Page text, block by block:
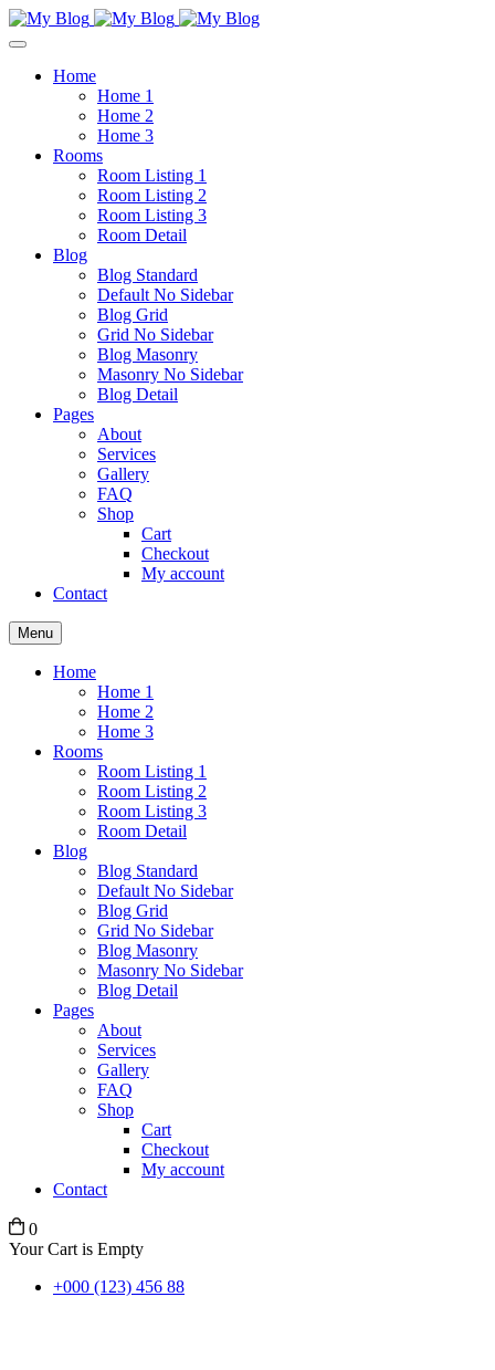
Home
Home 1
Home 2
Home 3
Rooms
Room Listing 1
Room Listing 2
Room Listing 3
Room Detail
Blog
Blog Standard
Default No Sidebar
Blog Grid
Grid No Sidebar
Blog Masonry
Masonry No Sidebar
Blog Detail
Pages
About
Services
Gallery
FAQ
Shop
Cart
Checkout
My account
Contact
Menu
Home
Home 1
Home 2
Home 3
Rooms
Room Listing 1
Room Listing 2
Room Listing 3
Room Detail
Blog
Blog Standard
Default No Sidebar
Blog Grid
Grid No Sidebar
Blog Masonry
Masonry No Sidebar
Blog Detail
Pages
About
Services
Gallery
FAQ
Shop
Cart
Checkout
My account
Contact
0
Your Cart is Empty
+000 (123) 456 88